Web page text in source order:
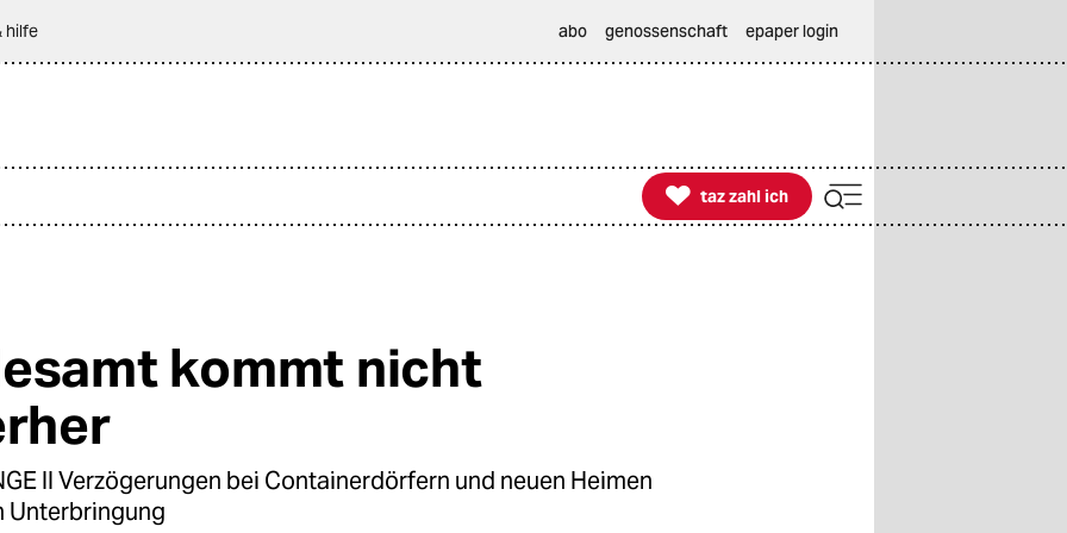
hilfe abo genossenschaft epaper login

taz zahl ich
taz zahl ich
kommt nicht
II Verzögerungen bei Containerdörfern und neuen Heimen
Unterbringung